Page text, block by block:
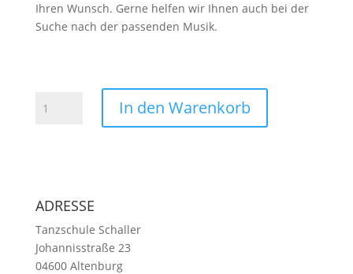
Ihren Wunsch. Gerne helfen wir Ihnen auch bei der
Suche nach der passenden Musik.
In den Warenkorb
ADRESSE
Tanzschule Schaller
Johannisstraße 23
04600 Altenburg